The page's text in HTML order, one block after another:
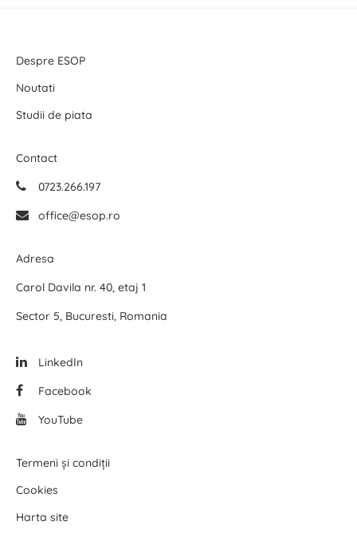
Despre ESOP
Noutati
Studii de piata
Contact
0723.266.197
office@esop.ro
Adresa
Carol Davila nr. 40, etaj 1
Sector 5, Bucuresti, Romania
LinkedIn
Facebook
YouTube
Termeni și condiții
Cookies
Harta site